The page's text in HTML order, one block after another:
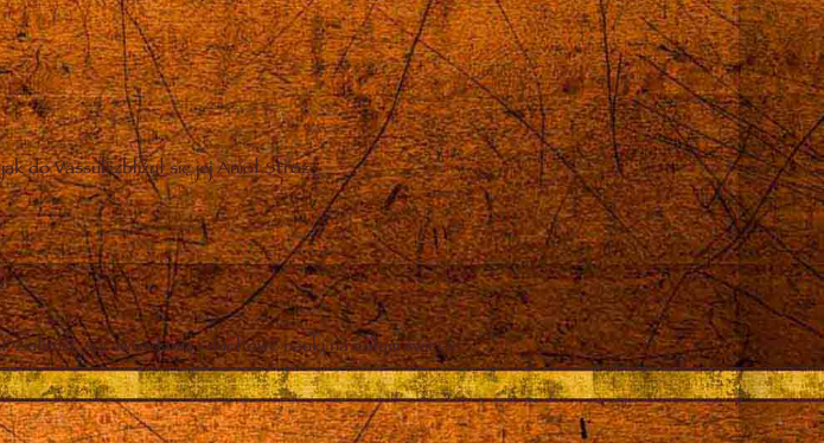
do Vassuli zbliżył się jej Anioł Stróż
Działania, sprawozdania i duchowe nauki na całym świecie